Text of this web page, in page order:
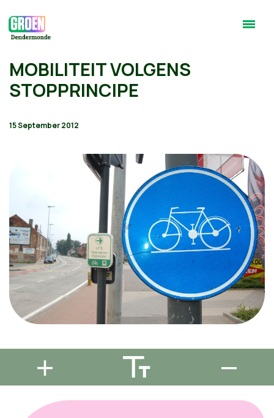
MOBILITEIT VOLGENS
STOPPRINCIPE
15 September 2012